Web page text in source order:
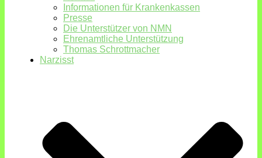
Informationen für Krankenkassen
Presse
Die Unterstützer von NMN
Ehrenamtliche Unterstützung
Thomas Schrottmacher
Narzisst